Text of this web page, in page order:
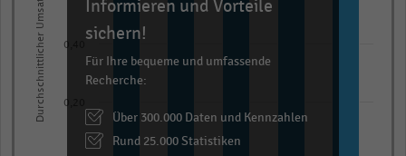
axis
displaying
categories.
Range:
0,20
0,40
Informieren und Vorteile
sichern!
Für Ihre bequeme und umfassende
Recherche:
Über 300.000 Daten und Kennzahlen
Rund 25.000 Statistiken